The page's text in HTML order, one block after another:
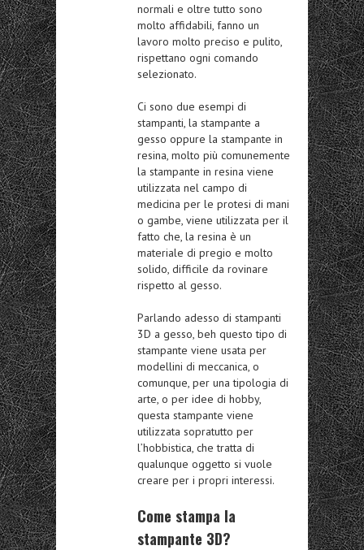
normali e oltre tutto sono
molto affidabili, fanno un
lavoro molto preciso e pulito,
rispettano ogni comando
selezionato.
Ci sono due esempi di
stampanti, la stampante a
gesso oppure la stampante in
resina, molto più comunemente
la stampante in resina viene
utilizzata nel campo di
medicina per le protesi di mani
o gambe, viene utilizzata per il
fatto che, la resina è un
materiale di pregio e molto
solido, difficile da rovinare
rispetto al gesso.
Parlando adesso di stampanti
3D a gesso, beh questo tipo di
stampante viene usata per
modellini di meccanica, o
comunque, per una tipologia di
arte, o per idee di hobby,
questa stampante viene
utilizzata sopratutto per
l’hobbistica, che tratta di
qualunque oggetto si vuole
creare per i propri interessi.
Come stampa la
stampante 3D?